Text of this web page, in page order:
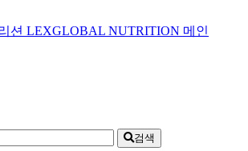
검색